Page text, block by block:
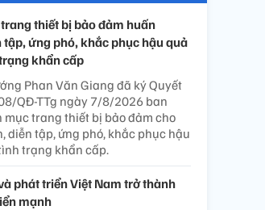
thiết bị bảo đảm huấn
tập, ứng phó, khắc phục hậu quả
khẩn cấp
Phan Văn Giang đã ký Quyết
QĐ-TTg ngày 7/8/2026 ban
mục trang thiết bị bảo đảm cho
diễn tập, ứng phó, khắc phục hậu
trạng khẩn cấp.
phát triển Việt Nam trở thành
mạnh